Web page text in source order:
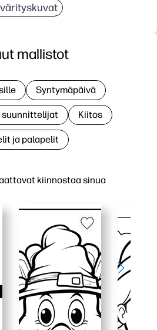
kiinnostaa sinua
mallistot
Syntymäpäivä
suunnittelijat Kiitos
ja palapelit